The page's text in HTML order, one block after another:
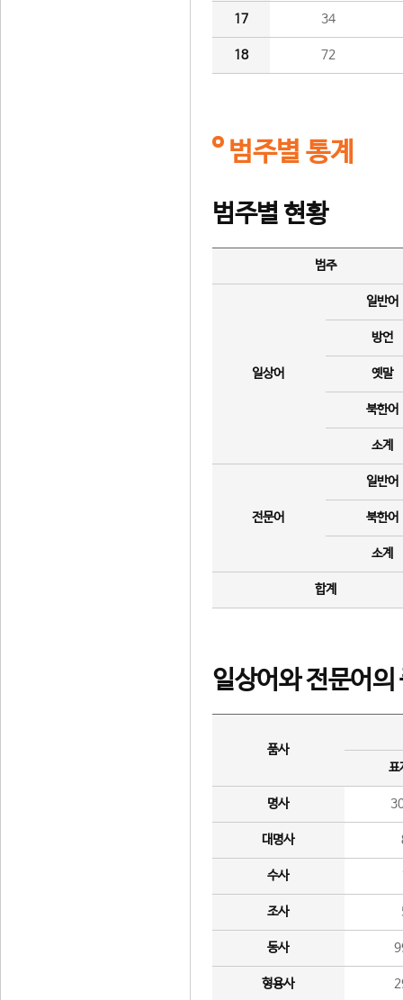
17 34
18 72
범주별 통계
범주별 현황
범주
일상어
일반어
방언
옛말
북한어
소계
전문어
일반어
북한어
소계
합계
일상어와 전문어의
품사
표
명사
대명사
수사
조사
동사
형용사